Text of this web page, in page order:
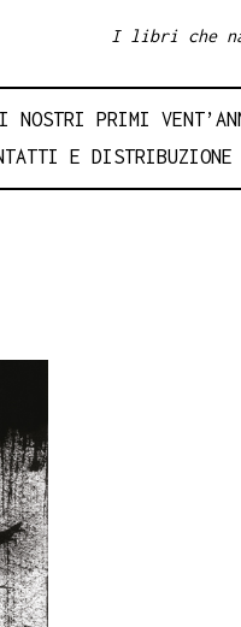
I libri che
I NOSTRI PRIMI
E DISTRIBUZIONE